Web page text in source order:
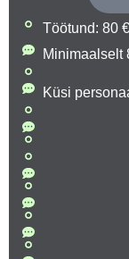
Töötund: 80
Minimaalselt
Küsi